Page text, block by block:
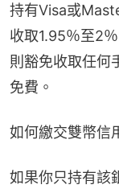
持有Visa或
收取1.95％至2
則豁免收取任何
免費。
如何繳交雙幣信
如果你只持有該